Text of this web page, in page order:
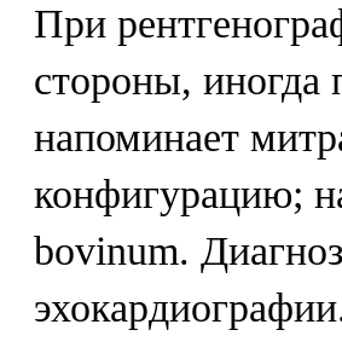
При
стороны, иногда
напоминает
конфигурацию;
bovinum.